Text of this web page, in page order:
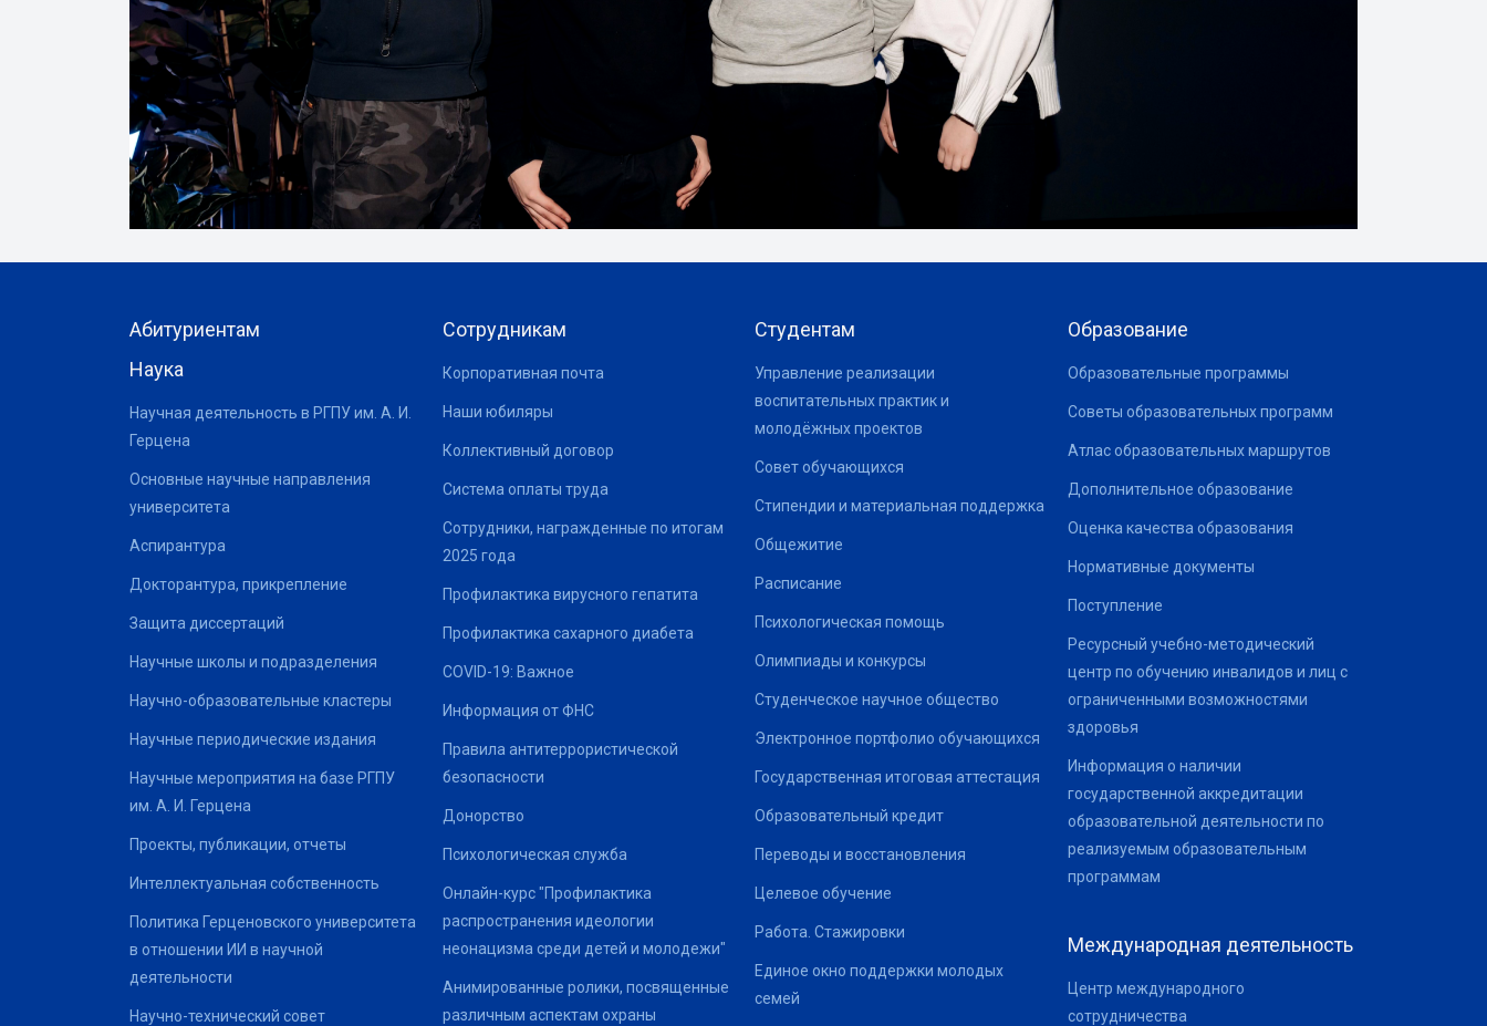
Абитуриентам
Наука
Научная деятельность в РГПУ им. А. И.
Герцена
Основные научные направления
университета
Аспирантура
Докторантура, прикрепление
Защита диссертаций
Научные школы и подразделения
Научно-образовательные кластеры
Научные периодические издания
Научные мероприятия на базе РГПУ
им. А. И. Герцена
Проекты, публикации, отчеты
Интеллектуальная собственность
Политика Герценовского университета
в отношении ИИ в научной
деятельности
Научно-технический совет
Сотрудникам
Корпоративная почта
Наши юбиляры
Коллективный договор
Система оплаты труда
Сотрудники, награжденные по итогам
2025 года
Профилактика вирусного гепатита
Профилактика сахарного диабета
COVID-19: Важное
Информация от ФНС
Правила антитеррористической
безопасности
Донорство
Психологическая служба
Онлайн-курс "Профилактика
распространения идеологии
неонацизма среди детей и молодежи"
Анимированные ролики, посвященные
различным аспектам охраны
Студентам
Управление реализации
воспитательных практик и
молодёжных проектов
Совет обучающихся
Стипендии и материальная поддержка
Общежитие
Расписание
Психологическая помощь
Олимпиады и конкурсы
Студенческое научное общество
Электронное портфолио обучающихся
Государственная итоговая аттестация
Образовательный кредит
Переводы и восстановления
Целевое обучение
Работа. Стажировки
Единое окно поддержки молодых
семей
Образование
Образовательные программы
Советы образовательных программ
Атлас образовательных маршрутов
Дополнительное образование
Оценка качества образования
Нормативные документы
Поступление
Ресурсный учебно-методический
центр по обучению инвалидов и лиц с
ограниченными возможностями
здоровья
Информация о наличии
государственной аккредитации
образовательной деятельности по
реализуемым образовательным
программам
Международная деятельность
Центр международного
сотрудничества